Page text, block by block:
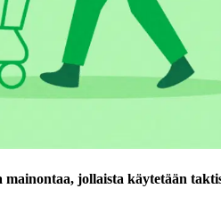
jollaista käytetään